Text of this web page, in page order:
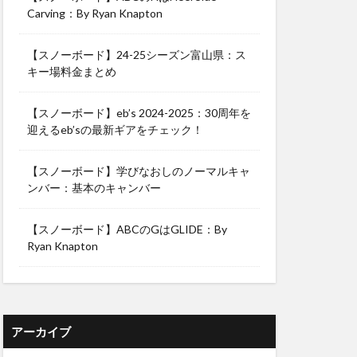
Carving：By Ryan Knapton
【スノーボード】24-25シーズン富山県：ス
キー場料金まとめ
【スノーボード】eb’s 2024-2025：30周年を
迎えるeb’sの最新ギアをチェック！
【スノーボード】学びなおしのノーマルキャ
ンバー：基本のキャンバー
【スノーボード】ABCのGはGLIDE：By
Ryan Knapton
アーカイブ